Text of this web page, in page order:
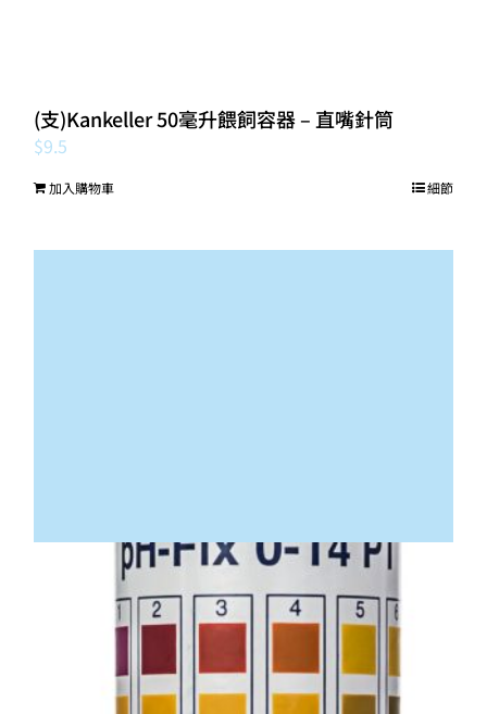
(支)Kankeller 50毫升餵飼容器 – 直嘴針筒
$9.5
加入購物車 細節